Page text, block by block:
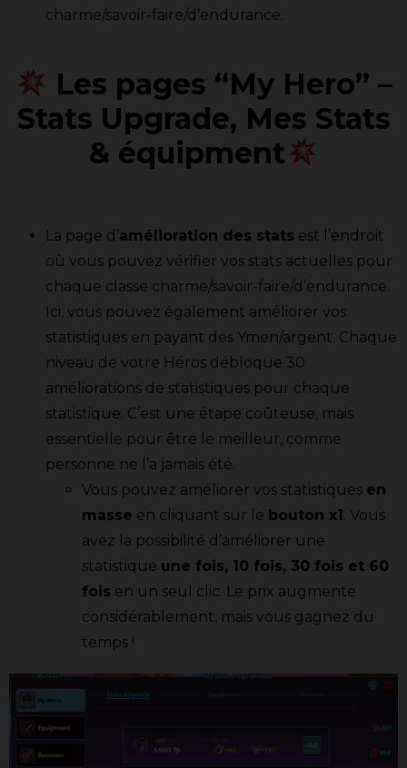
charme/savoir-faire/d’endurance.
Les pages “My Hero” –
Stats Upgrade, Mes Stats
& équipment
La page d’amélioration des stats est l’endroit
où vous pouvez vérifier vos stats actuelles pour
chaque classe charme/savoir-faire/d’endurance.
Ici, vous pouvez également améliorer vos
statistiques en payant des Ymen/argent. Chaque
niveau de votre Héros débloque 30
améliorations de statistiques pour chaque
statistique. C’est une étape coûteuse, mais
essentielle pour être le meilleur, comme
personne ne l’a jamais été.
Vous pouvez améliorer vos statistiques en
masse en cliquant sur le bouton x1 . Vous
avez la possibilité d’améliorer une
statistique une fois, 10 fois, 30 fois et 60
fois en un seul clic. Le prix augmente
considérablement, mais vous gagnez du
temps !